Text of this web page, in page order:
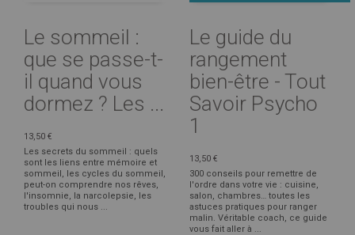
Le sommeil :
que se passe-t-
il quand vous
dormez ? Les ...
13,50 €
Les secrets du sommeil : quels
sont les liens entre mémoire et
sommeil, les cycles du sommeil,
peut-on comprendre nos rêves,
l'insomnie, la narcolepsie, les
troubles qui nous ...
Le guide du
rangement
bien-être - Tout
Savoir Psycho
1
13,50 €
300 conseils pour remettre de
l'ordre dans votre vie : cuisine,
salon, chambres… toutes les
astuces pratiques pour ranger
malin. Véritable coach, ce guide
vous fait aller à ...